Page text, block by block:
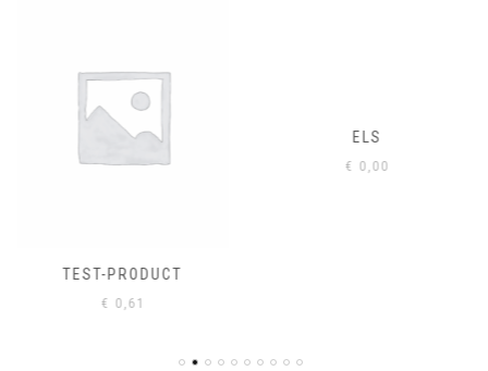
TEST-PRODUCT
€ 0,61
ELS
€ 0,00